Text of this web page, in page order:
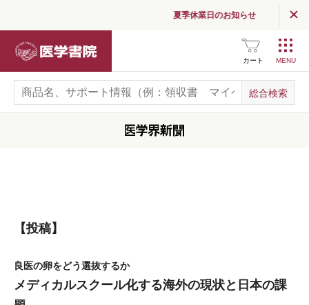
夏季休業日のお知らせ
カート
【投稿】
良医の卵をどう選抜するか
メディカルスクール化する海外の現状と日本の課